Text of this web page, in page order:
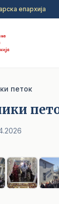
епархија
петок